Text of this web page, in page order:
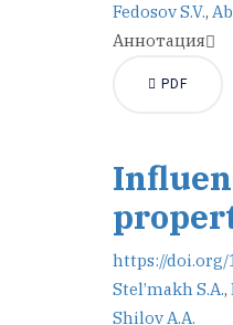
Fedosov S.V.,
Аннотация
PDF
https://
Stel’makh S.A.,
Shilov A.A.